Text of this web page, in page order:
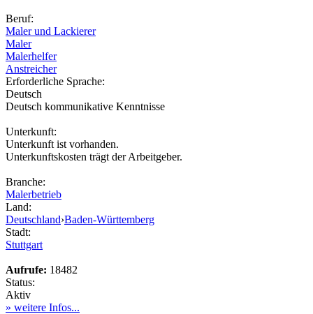
Beruf:
Maler und Lackierer
Maler
Malerhelfer
Anstreicher
Erforderliche Sprache:
Deutsch
Deutsch kommunikative Kenntnisse
Unterkunft:
Unterkunft ist vorhanden.
Unterkunftskosten trägt der Arbeitgeber.
Branche:
Malerbetrieb
Land:
Deutschland›Baden-Württemberg
Stadt:
Stuttgart
Aufrufe: 18482
Status:
Aktiv
» weitere Infos...